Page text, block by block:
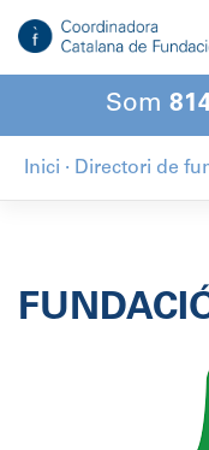
contingut
Som
Inici · Directori de